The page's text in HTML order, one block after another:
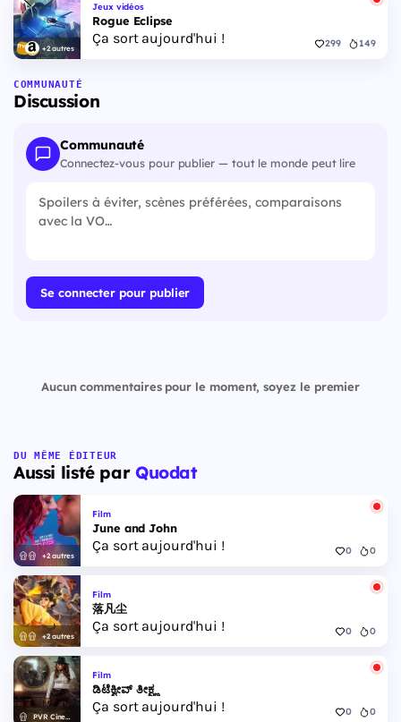
+2 autres
Jeux vidéos
Rogue Eclipse
Ça sort aujourd'hui ! 299 149
COMMUNAUTÉ
Discussion
Communauté
Connectez-vous pour publier — tout le monde peut lire
Se connecter pour publier
Aucun commentaires pour le moment, soyez le premier
DU MÊME ÉDITEUR
Aussi listé par Quodat
+2 autres
Film
June and John
Ça sort aujourd'hui ! 0 0
+2 autres
Film
落凡尘
Ça sort aujourd'hui ! 0 0
PVR Cinemas
Film
ಡಿಟೆಕ್ವೀವ್ ತೀಕ್ಷ್ಣ
Ça sort aujourd'hui ! 0 0